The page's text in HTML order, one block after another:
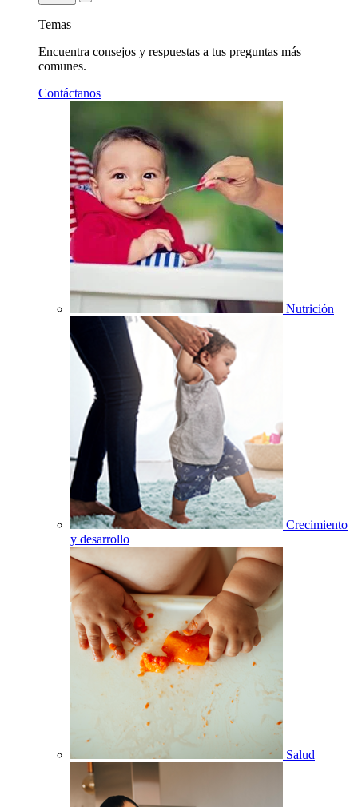
Temas
Encuentra consejos y respuestas a tus preguntas más
comunes.
Contáctanos
Nutrición
Crecimiento
y desarrollo
Salud